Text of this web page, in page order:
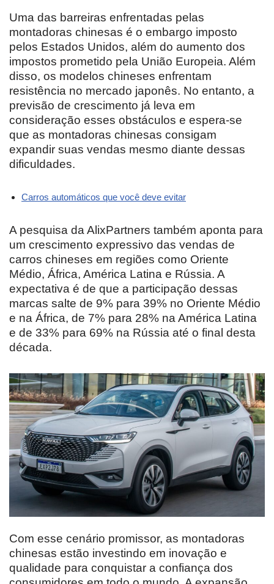
Uma das barreiras enfrentadas pelas
montadoras chinesas é o embargo imposto
pelos Estados Unidos, além do aumento dos
impostos prometido pela União Europeia. Além
disso, os modelos chineses enfrentam
resistência no mercado japonês. No entanto, a
previsão de crescimento já leva em
consideração esses obstáculos e espera-se
que as montadoras chinesas consigam
expandir suas vendas mesmo diante dessas
dificuldades.
Carros automáticos que você deve evitar
A pesquisa da AlixPartners também aponta para
um crescimento expressivo das vendas de
carros chineses em regiões como Oriente
Médio, África, América Latina e Rússia. A
expectativa é de que a participação dessas
marcas salte de 9% para 39% no Oriente Médio
e na África, de 7% para 28% na América Latina
e de 33% para 69% na Rússia até o final desta
década.
Com esse cenário promissor, as montadoras
chinesas estão investindo em inovação e
qualidade para conquistar a confiança dos